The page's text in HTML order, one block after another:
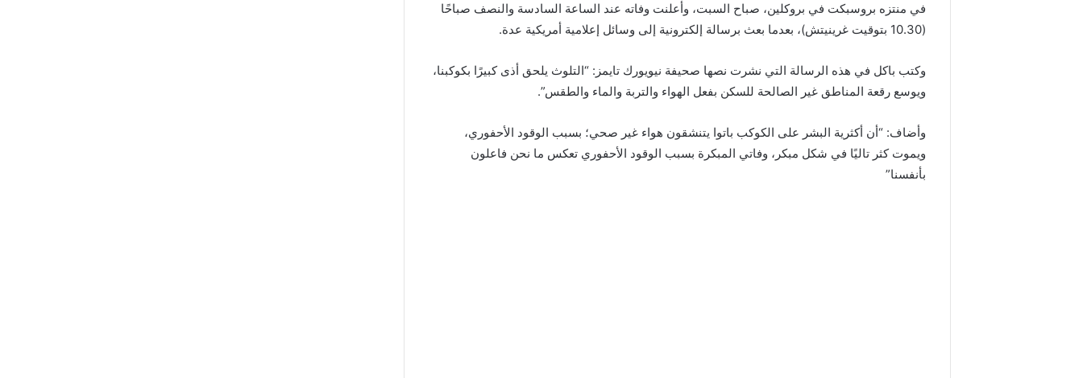
في منتزه بروسبكت في بروكلين، صباح السبت، وأعلنت وفاته عند الساعة السادسة والنصف صباحًا
(10.30 بتوقيت غرينيتش)، بعدما بعث برسالة إلكترونية إلى وسائل إعلامية أمريكية عدة.
وكتب باكل في هذه الرسالة التي نشرت نصها صحيفة نيويورك تايمز: “التلوث يلحق أذى كبيرًا بكوكبنا،
ويوسع رقعة المناطق غير الصالحة للسكن بفعل الهواء والتربة والماء والطقس”.
وأضاف: “أن أكثرية البشر على الكوكب باتوا يتنشقون هواء غير صحي؛ بسبب الوقود الأحفوري،
ويموت كثر تاليًا في شكل مبكر، وفاتي المبكرة بسبب الوقود الأحفوري تعكس ما نحن فاعلون
بأنفسنا”